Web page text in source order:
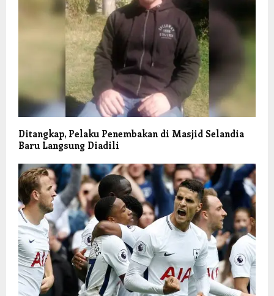
Ditangkap, Pelaku Penembakan di Masjid Selandia
Baru Langsung Diadili